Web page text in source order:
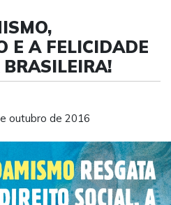
E A FELICIDADE
outubro de 2016